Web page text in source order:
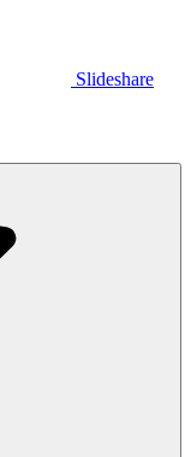
Slideshare